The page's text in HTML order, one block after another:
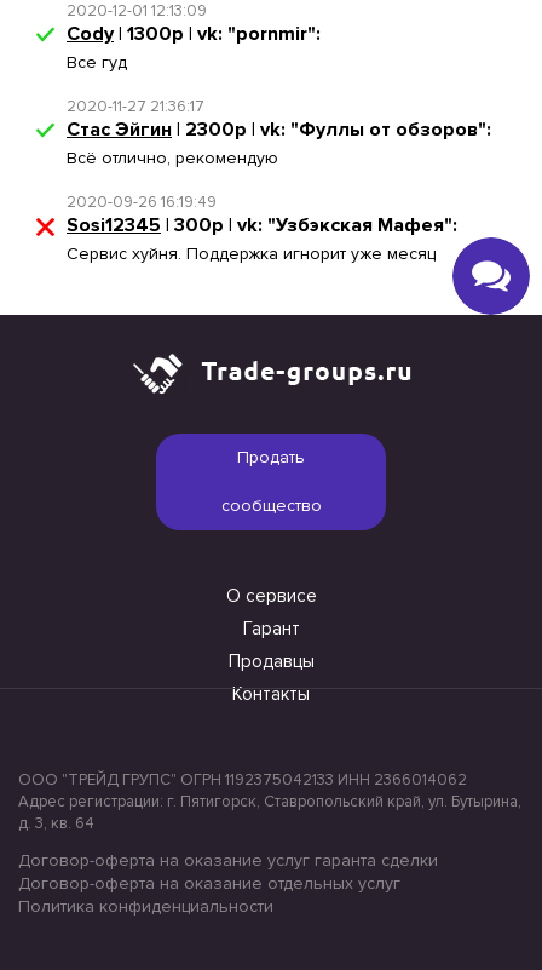
2020-12-01 12:13:09
Cody| 1300р | vk: "pornmir":
Все гуд
2020-11-27 21:36:17
Стас Эйгин | 2300р | vk: "Фуллы от обзоров":
Всё отлично, рекомендую
2020-09-26 16:19:49
Sosi12345 | 300р | vk: "Узбэкская Мафея":
Сервис хуйня. Поддержка игнорит уже месяц
Продать
сообщество
О сервисе
Гарант
Продавцы
Контакты
ООО "ТРЕЙД ГРУПС" ОГРН 1192375042133 ИНН 2366014062
Адрес регистрации: г. Пятигорск, Ставропольский край, ул. Бутырина,
д. 3, кв. 64
Договор-оферта на оказание услуг гаранта сделки
Договор-оферта на оказание отдельных услуг
Политика конфиденциальности